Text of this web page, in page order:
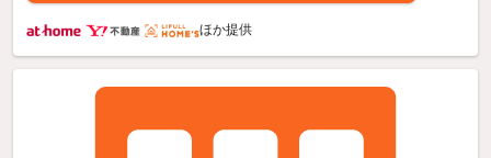
ほか提供